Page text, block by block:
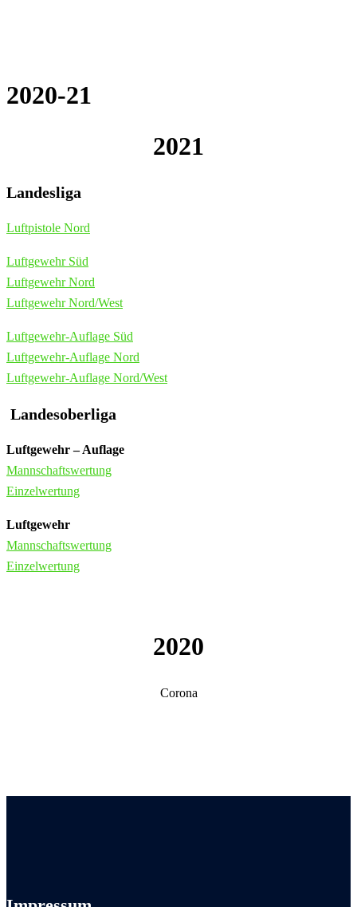
2020-21
2021
Landesliga
Luftpistole Nord
Luftgewehr Süd
Luftgewehr Nord
Luftgewehr Nord/West
Luftgewehr-Auflage Süd
Luftgewehr-Auflage Nord
Luftgewehr-Auflage Nord/West
Landesoberliga
Luftgewehr – Auflage
Mannschaftswertung
Einzelwertung
Luftgewehr
Mannschaftswertung
Einzelwertung
2020
Corona